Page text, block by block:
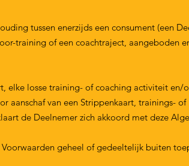
tussen enerzijds een consument (een
training of een coachtraject, aangeboden
elke losse training- of coaching activiteit en/
aanschaf van een Strippenkaart, trainings- of
de Deelnemer zich akkoord met deze
geheel of gedeeltelijk buiten